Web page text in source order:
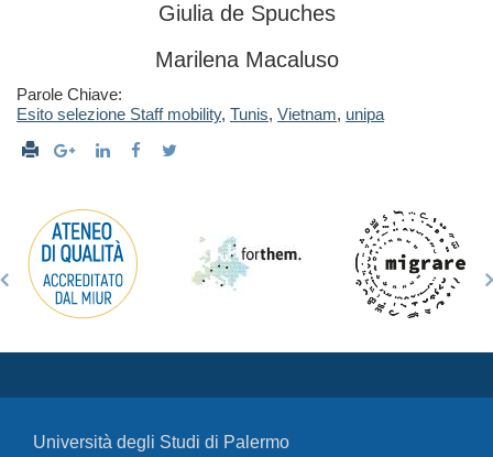
Giulia de Spuches
Marilena Macaluso
Parole Chiave:
Esito selezione Staff mobility, Tunis, Vietnam, unipa
Università degli Studi di Palermo